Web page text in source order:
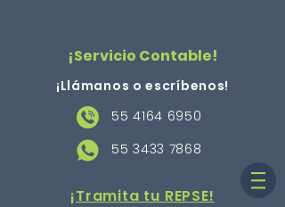
¡Servicio Contable!
¡Llámanos o escríbenos!
55 4164 6950
55 3433 7868
¡Tramita tu REPSE!